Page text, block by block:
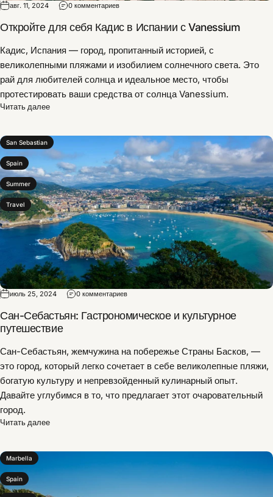
авг. 11, 2024 0 комментариев
Откройте для себя Кадис в Испании с Vanessium
Кадис, Испания — город, пропитанный историей, с
великолепными пляжами и изобилием солнечного света. Это
рай для любителей солнца и идеальное место, чтобы
протестировать ваши средства от солнца Vanessium.
Читать далее
San Sebastian
Spain
Summer
Travel
июль 25, 2024 0 комментариев
Сан-Себастьян: Гастрономическое и культурное
путешествие
Сан-Себастьян, жемчужина на побережье Страны Басков, —
это город, который легко сочетает в себе великолепные пляжи,
богатую культуру и непревзойденный кулинарный опыт.
Давайте углубимся в то, что предлагает этот очаровательный
город.
Читать далее
Marbella
Spain